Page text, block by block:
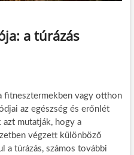
a túrázás
fitnesztermekben vagy otthon
az egészség és erőnlét
azt mutatják, hogy a
végzett különböző
a túrázás, számos további